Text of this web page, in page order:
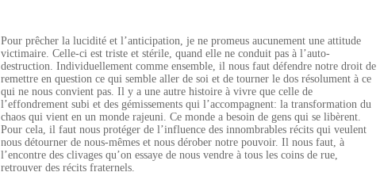
Pour prêcher la lucidité et l’anticipation, je ne promeus aucunement une attitude
victimaire. Celle-ci est triste et stérile, quand elle ne conduit pas à l’auto-
destruction. Individuellement comme ensemble, il nous faut défendre notre droit de
remettre en question ce qui semble aller de soi et de tourner le dos résolument à ce
qui ne nous convient pas. Il y a une autre histoire à vivre que celle de
l’effondrement subi et des gémissements qui l’accompagnent: la transformation du
chaos qui vient en un monde rajeuni. Ce monde a besoin de gens qui se libèrent.
Pour cela, il faut nous protéger de l’influence des innombrables récits qui veulent
nous détourner de nous-mêmes et nous dérober notre pouvoir. Il nous faut, à
l’encontre des clivages qu’on essaye de nous vendre à tous les coins de rue,
retrouver des récits fraternels.